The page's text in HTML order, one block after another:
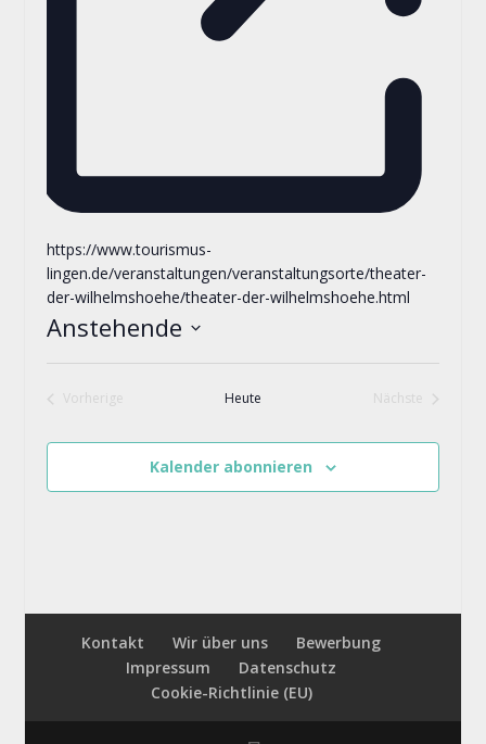
https://www.tourismus-
lingen.de/veranstaltungen/veranstaltungsorte/theater-
der-wilhelmshoehe/theater-der-wilhelmshoehe.html
Anstehende
Vorherige
Heute
Nächste
Kalender abonnieren
Kontakt Wir über uns
Bewerbung
Impressum
Datenschutz
Cookie-Richtlinie (EU)